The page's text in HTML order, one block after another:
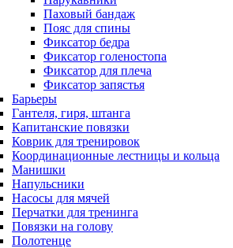
Паховый бандаж
Пояс для спины
Фиксатор бедра
Фиксатор голеностопа
Фиксатор для плеча
Фиксатор запястья
Барьеры
Гантеля, гиря, штанга
Капитанские повязки
Коврик для тренировок
Координационные лестницы и кольца
Манишки
Напульсники
Насосы для мячей
Перчатки для тренинга
Повязки на голову
Полотенце